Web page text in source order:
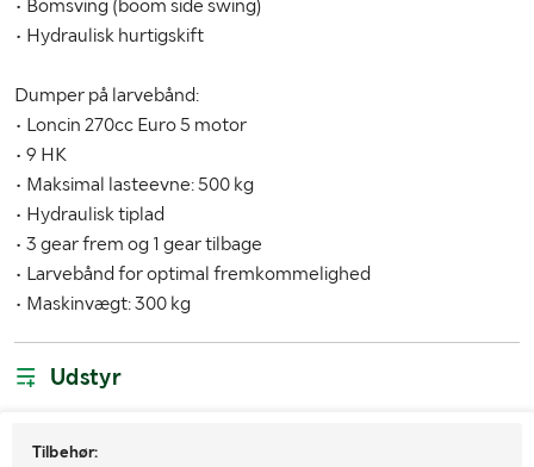
Bredde (mm)
• Bomsving (boom side swing)
• Hydraulisk hurtigskift
Dumper på larvebånd:
• Loncin 270cc Euro 5 motor
• 9 HK
• Maksimal lasteevne: 500 kg
• Hydraulisk tiplad
• 3 gear frem og 1 gear tilbage
• Larvebånd for optimal fremkommelighed
• Maskinvægt: 300 kg
Udstyr
Tilbehør: